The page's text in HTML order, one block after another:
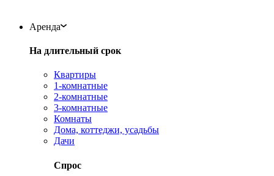
Аренда
На длительный срок
Квартиры
1-комнатные
2-комнатные
3-комнатные
Комнаты
Дома, коттеджи, усадьбы
Дачи
Спрос